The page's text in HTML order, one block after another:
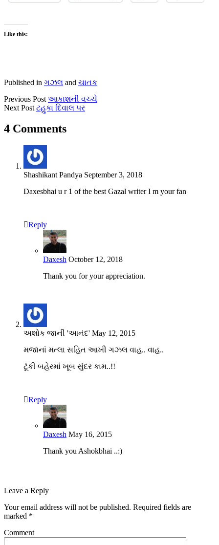
Like this:
Published in ગઝલ and ચાતક
Previous Post આકાશની વચ્ચે
Next Post ટહુકા દિવાલ પર
4 Comments
Shashikant Pandya September 3, 2018
Daxesbhai u r 1 of the best Gazal writer I m your fan
Reply
Daxesh October 12, 2018
Thank you for your appreciation.
અશોક જાની 'આનંદ' May 12, 2015
મજાનાં મત્લા સહિત આખી ગઝલ વાહ.. વાહ..
ટૂંકી બહેરમાં ખૂબ સુંદર કામ..!!
Reply
Daxesh May 16, 2015
Thank you Ashokbhai ..:)
Leave a Reply
Your email address will not be published. Required fields are
marked *
Comment